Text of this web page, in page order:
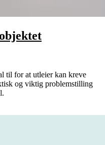
til for at utleier kan kreve
og viktig problemstilling